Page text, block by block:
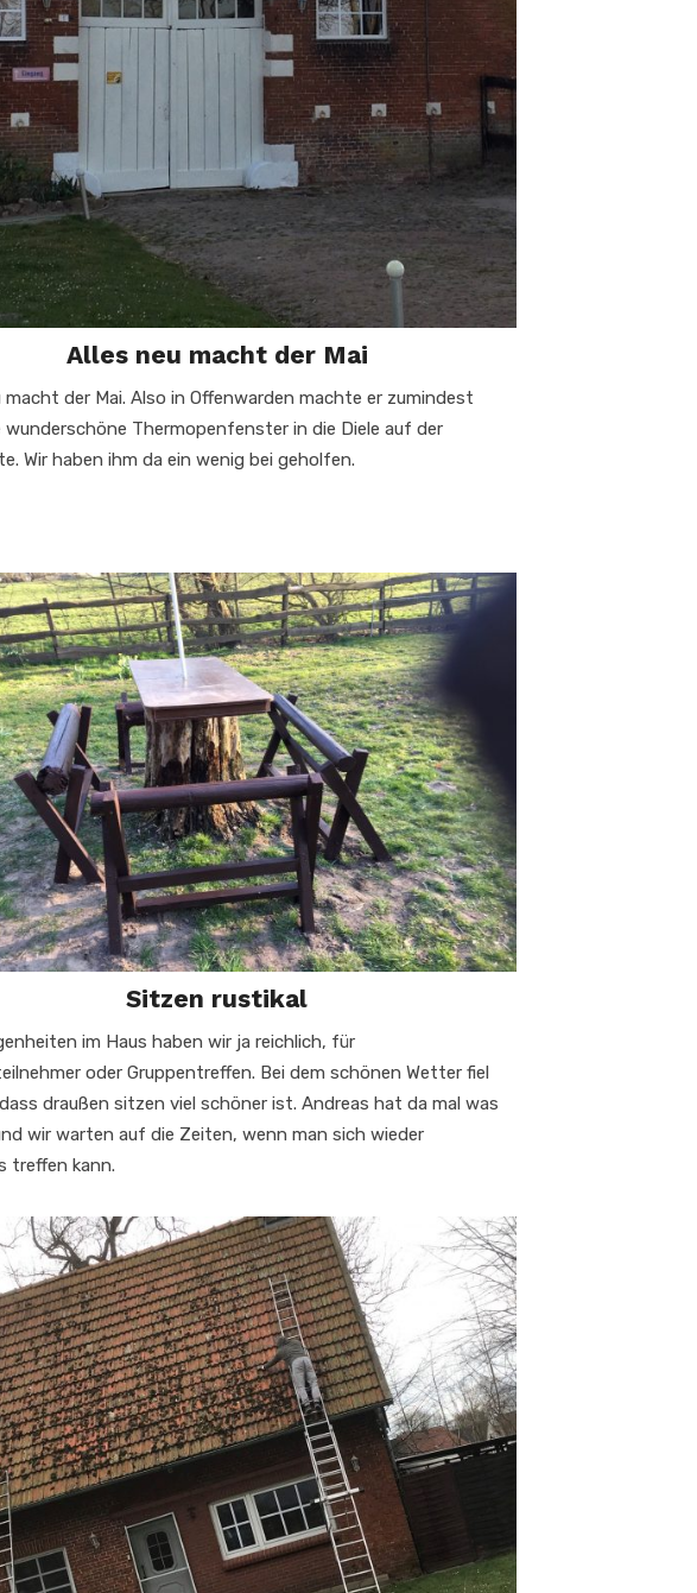
Alles neu macht der Mai
macht der Mai. Also in Offenwarden machte er zumindest
wunderschöne Thermopenfenster in die Diele auf der
Wir haben ihm da ein wenig bei geholfen.
Sitzen rustikal
im Haus haben wir ja reichlich, für
oder Gruppentreffen. Bei dem schönen Wetter fiel
draußen sitzen viel schöner ist. Andreas hat da mal was
wir warten auf die Zeiten, wenn man sich wieder
treffen kann.